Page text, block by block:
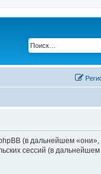
(в дальнейшем
сессий (в